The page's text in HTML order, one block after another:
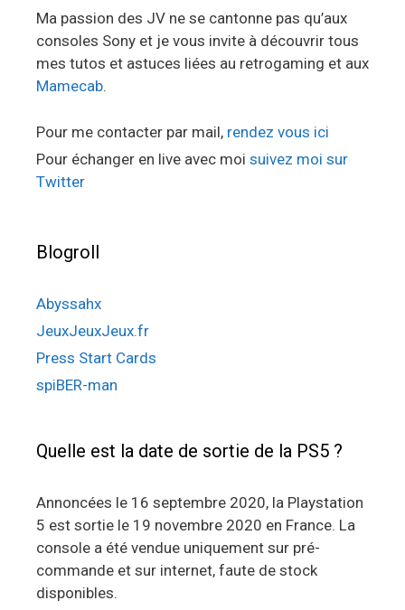
Ma passion des JV ne se cantonne pas qu’aux
consoles Sony et je vous invite à découvrir tous
mes tutos et astuces liées au retrogaming et aux
Mamecab.
Pour me contacter par mail, rendez vous ici
Pour échanger en live avec moi suivez moi sur
Twitter
Blogroll
Abyssahx
JeuxJeuxJeux.fr
Press Start Cards
spiBER-man
Quelle est la date de sortie de la PS5 ?
Annoncées le 16 septembre 2020, la Playstation
5 est sortie le 19 novembre 2020 en France. La
console a été vendue uniquement sur pré-
commande et sur internet, faute de stock
disponibles.